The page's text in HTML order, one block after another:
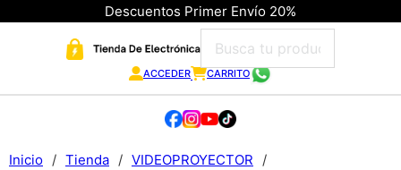
Descuentos Primer Envío 20%
ACCEDER CARRITO
Inicio / Tienda / VIDEOPROYECTOR
/